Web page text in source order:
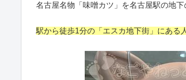
名古屋名物「味噌カツ」を名古屋駅の地下
駅から徒歩1分の「エスカ地下街」にある